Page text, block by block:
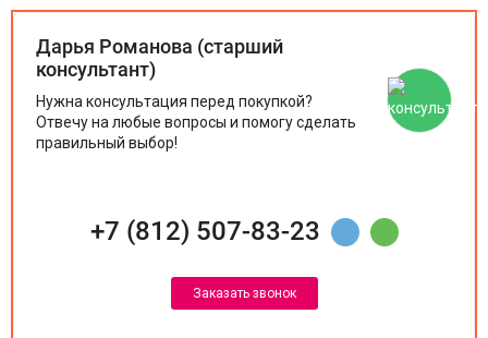
Дарья Романова (старший
консультант)
Нужна консультация перед покупкой?
Отвечу на любые вопросы и помогу сделать
правильный выбор!
+7 (812) 507-83-23
Заказать звонок